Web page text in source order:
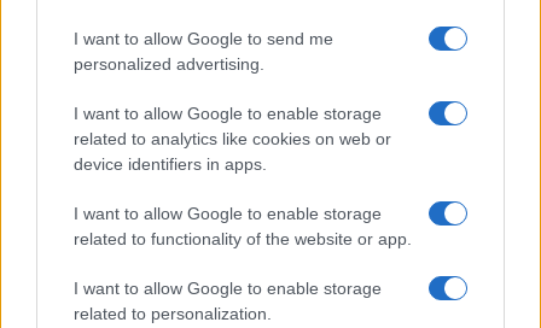
I want to allow Google to send me
personalized advertising.
I want to allow Google to enable storage
related to analytics like cookies on web or
device identifiers in apps.
I want to allow Google to enable storage
related to functionality of the website or app.
I want to allow Google to enable storage
related to personalization.
Ακολουθείστε το iPaideia.gr στο Google News
στοiPaideia.gr